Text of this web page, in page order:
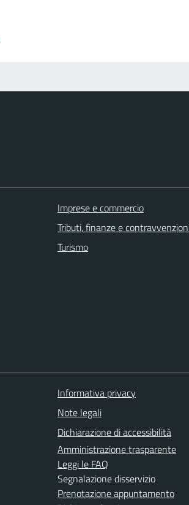
Imprese e commercio
Tributi, finanze e
Turismo
Informativa privacy
Note legali
Dichiarazione di accessibilità
Amministrazione trasparente
Leggi le FAQ
Segnalazione disservizio
Prenotazione appuntamento